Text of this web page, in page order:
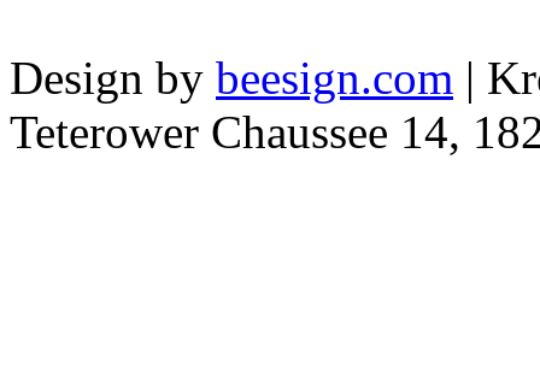
Design by beesign.com |
Teterower Chaussee 14,